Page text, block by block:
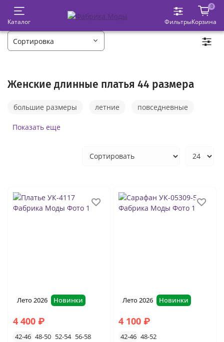
Каталог Фильтры
0
Корзина
Женские длинные платья 44 размера
большие размеры летние
повседневные
чёрные
белые
длинные платья вечерние
Показать еще
Лето 2026 Новинки
4 400 ₽
42-46 48-50 52-54 56-58
Лето 2026 Новинки
4 100 ₽
42-46 48-52